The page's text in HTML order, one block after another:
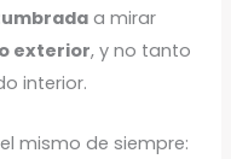
a mirar
exterior, y no tanto
interior.
mismo de siempre: